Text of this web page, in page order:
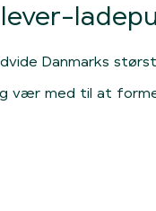
Danmarks
vær med til at